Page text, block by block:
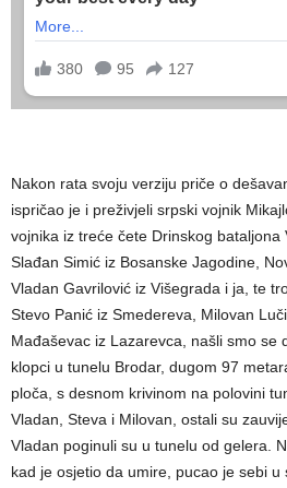
Nakon rata svoju verziju priče o
ispričao je i preživjeli srpski vojnik
vojnika iz treće čete Drinskog bataljona
Slađan Simić iz Bosanske Jagodine,
Vladan Gavrilović iz Višegrada i ja, te
Stevo Panić iz Smedereva, Milovan
Mađaševac iz Lazarevca, našli smo se
klopci u tunelu Brodar, dugom 97
ploča, s desnom krivinom na polovini
Vladan, Steva i Milovan, ostali su
Vladan poginuli su u tunelu od gelera.
kad je osjetio da umire, pucao je sebi u